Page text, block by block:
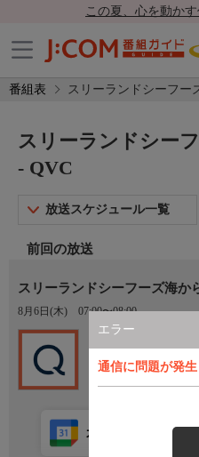
この夏、心を動か
番組表 スリーランドシーフー
エラー
通信に問題が発
スリーランドシー
- QVC
放送スケジュール一覧
前回の放送
スリーランドシーフーズ海か
8月6日(木) 07:00〜08:00
カレンダー登録